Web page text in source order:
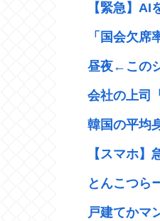
【緊急】
「国会欠
昼夜←この
会社の上司
韓国の平均
【スマホ
とんこつら
戸建てかマ